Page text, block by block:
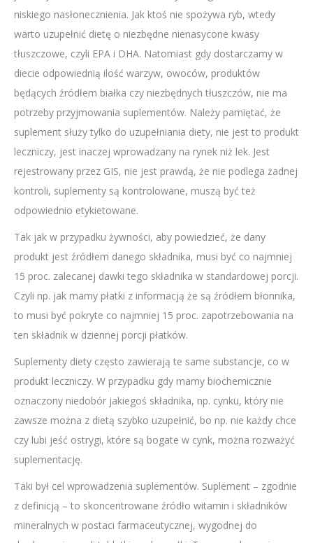
niskiego nasłonecznienia. Jak ktoś nie spożywa ryb, wtedy
warto uzupełnić dietę o niezbędne nienasycone kwasy
tłuszczowe, czyli EPA i DHA. Natomiast gdy dostarczamy w
diecie odpowiednią ilość warzyw, owoców, produktów
będących źródłem białka czy niezbędnych tłuszczów, nie ma
potrzeby przyjmowania suplementów. Należy pamiętać, że
suplement służy tylko do uzupełniania diety, nie jest to produkt
leczniczy, jest inaczej wprowadzany na rynek niż lek. Jest
rejestrowany przez GIS, nie jest prawdą, że nie podlega żadnej
kontroli, suplementy są kontrolowane, muszą być też
odpowiednio etykietowane.
Tak jak w przypadku żywności, aby powiedzieć, że dany
produkt jest źródłem danego składnika, musi być co najmniej
15 proc. zalecanej dawki tego składnika w standardowej porcji.
Czyli np. jak mamy płatki z informacją że są źródłem błonnika,
to musi być pokryte co najmniej 15 proc. zapotrzebowania na
ten składnik w dziennej porcji płatków.
Suplementy diety często zawierają te same substancje, co w
produkt leczniczy. W przypadku gdy mamy biochemicznie
oznaczony niedobór jakiegoś składnika, np. cynku, który nie
zawsze można z dietą szybko uzupełnić, bo np. nie każdy chce
czy lubi jeść ostrygi, które są bogate w cynk, można rozważyć
suplementację.
Taki był cel wprowadzenia suplementów. Suplement – zgodnie
z definicją – to skoncentrowane źródło witamin i składników
mineralnych w postaci farmaceutycznej, wygodnej do